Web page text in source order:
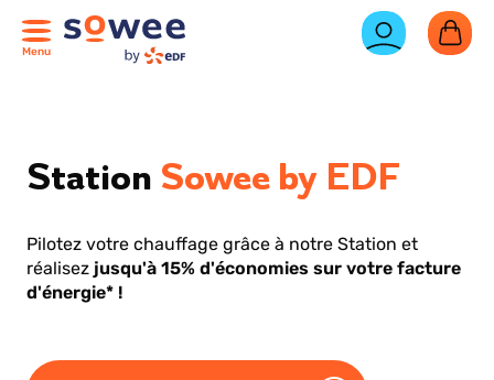
Menu
Station Sowee by EDF
Pilotez votre chauffage grâce à notre Station et
réalisez jusqu'à 15% d'économies sur votre facture
d'énergie* !